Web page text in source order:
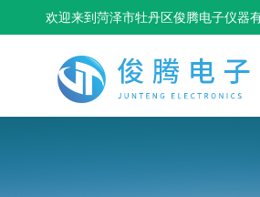
欢迎来到菏泽市牡丹区俊腾电子仪器